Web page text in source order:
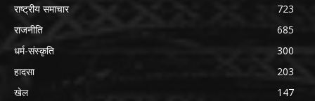
राष्ट्रीय समाचार
723
राजनीति
685
धर्म-संस्कृति
300
हादसा
203
खेल
147